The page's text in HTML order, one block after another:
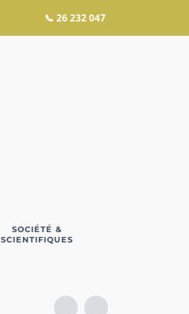
📞 26 232 047
SOCIÉTÉ &
SCIENTIFIQUES